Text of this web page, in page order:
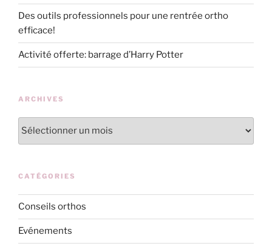
Des outils professionnels pour une rentrée ortho
efficace!
Activité offerte: barrage d’Harry Potter
ARCHIVES
Archives
CATÉGORIES
Conseils orthos
Evénements